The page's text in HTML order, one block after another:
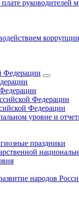
руководителей
Федерации
Федерации
Федерации
уровне и
праздники
народов